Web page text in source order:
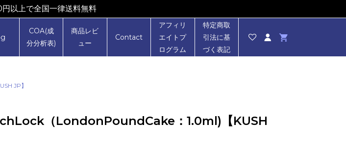
以上で全国一律送料無料
COA(成
分分析表)
商品レビ
ュー
Contact
アフィリ
エイトプ
ログラム
特定商取
引法に基
づく表記
JP】
（LondonPoundCake：1.0ml)【KUSH